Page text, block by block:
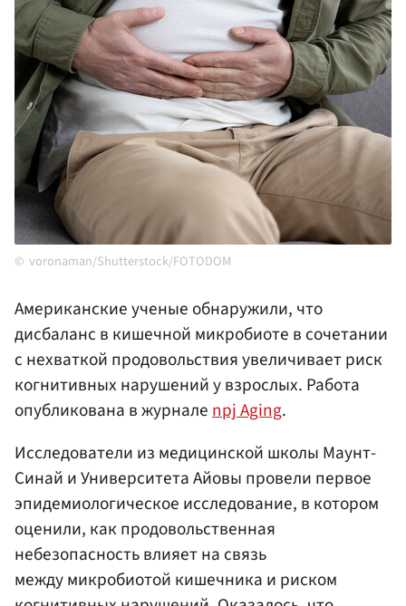
voronaman/Shutterstock/FOTODOM
Американские ученые обнаружили, что
дисбаланс в кишечной микробиоте в сочетании
с нехваткой продовольствия увеличивает риск
когнитивных нарушений у взрослых. Работа
опубликована в журналеnpj Aging.
Исследователи из медицинской школы Маунт-
Синай и Университета Айовы провели первое
эпидемиологическое исследование, в котором
оценили, как продовольственная
небезопасность влияет на связь
между микробиотой кишечника и риском